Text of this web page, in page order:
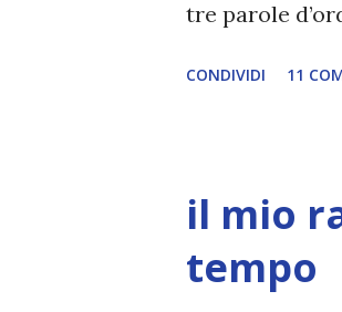
tre parole
conoscere
E finora è
inaspettata
CONDIVIDI 11
il mio
tempo